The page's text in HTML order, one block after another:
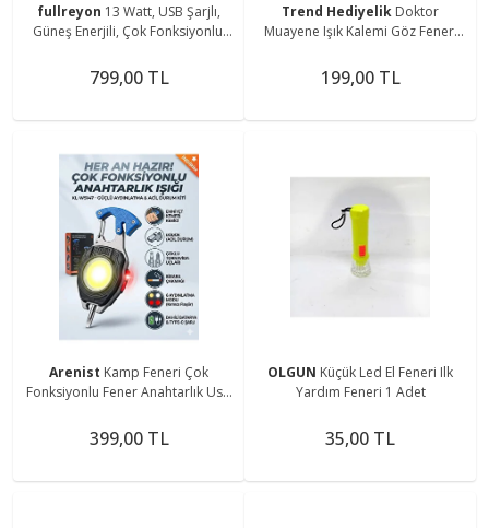
fullreyon 13 Watt, USB Şarjlı,
Güneş Enerjili, Çok Fonksiyonlu,
Kamp Feneri
799,00 TL
Trend Hediyelik Doktor
Muayene Işık Kalemi Göz Feneri
Kalemi Penlight
199,00 TL
Arenist Kamp Feneri Çok
Fonksiyonlu Fener Anahtarlık Usb
Tornavida Açacak
399,00 TL
OLGUN Küçük Led El Feneri Ilk
Yardım Feneri 1 Adet
35,00 TL